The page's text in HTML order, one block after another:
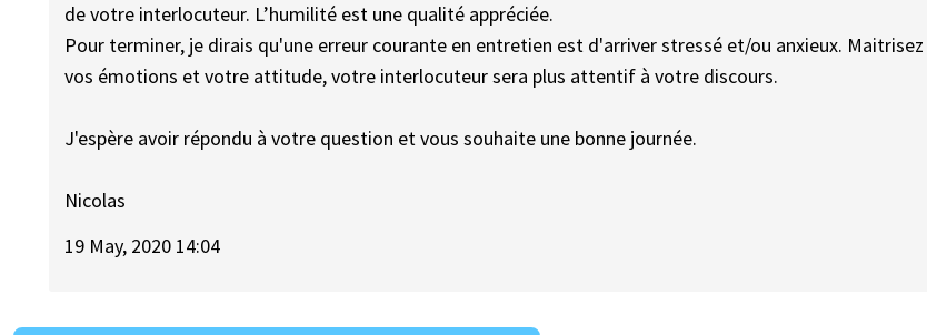
de votre interlocuteur. L’humilité est une qualité appréciée.
Pour terminer, je dirais qu'une erreur courante en entretien est d'arriver stressé et/ou anxieux. Maitrisez
vos émotions et votre attitude, votre interlocuteur sera plus attentif à votre discours.
J'espère avoir répondu à votre question et vous souhaite une bonne journée.
Nicolas
19 May, 2020 14:04